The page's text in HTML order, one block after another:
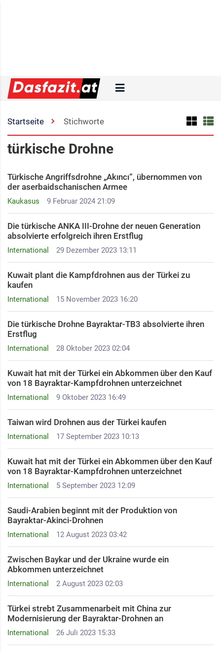
Startseite Stichworte
türkische Drohne
Kaukasus 9 Februar 2024 21:09
Türkische Angriffsdrohne „Akıncı“, übernommen von
der aserbaidschanischen Armee
International 29 Dezember 2023 13:11
Die türkische ANKA III-Drohne der neuen Generation
absolvierte erfolgreich ihren Erstflug
International 15 November 2023 16:20
Kuwait plant die Kampfdrohnen aus der Türkei zu
kaufen
International 28 Oktober 2023 02:04
Die türkische Drohne Bayraktar-TB3 absolvierte ihren
Erstflug
International 9 Oktober 2023 16:49
Kuwait hat mit der Türkei ein Abkommen über den Kauf
von 18 Bayraktar-Kampfdrohnen unterzeichnet
International 17 September 2023 10:13
Taiwan wird Drohnen aus der Türkei kaufen
International 5 September 2023 12:09
Kuwait hat mit der Türkei ein Abkommen über den Kauf
von 18 Bayraktar-Kampfdrohnen unterzeichnet
International 12 August 2023 03:42
Saudi-Arabien beginnt mit der Produktion von
Bayraktar-Akinci-Drohnen
International 2 August 2023 02:03
Zwischen Baykar und der Ukraine wurde ein
Abkommen unterzeichnet
International 26 Juli 2023 15:33
Türkei strebt Zusammenarbeit mit China zur
Modernisierung der Bayraktar-Drohnen an